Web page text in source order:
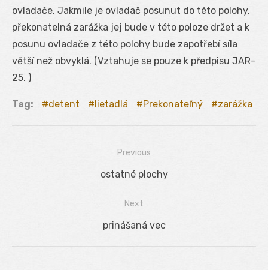
ovladače. Jakmile je ovladač posunut do této polohy,
překonatelná zarážka jej bude v této poloze držet a k
posunu ovladače z této polohy bude zapotřebí síla
větší než obvyklá. (Vztahuje se pouze k předpisu JAR-
25. )
Tag: detent lietadlá Prekonateľný zarážka
Previous
Previous
ostatné plochy
Next
Next
prinášaná vec